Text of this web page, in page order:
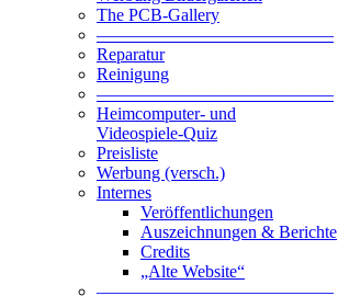
The PCB-Gallery
—————————————–
Reparatur
Reinigung
—————————————–
Heimcomputer- und
Videospiele-Quiz
Preisliste
Werbung (versch.)
Internes
Veröffentlichungen
Auszeichnungen & Berichte
Credits
„Alte Website“
—————————————–